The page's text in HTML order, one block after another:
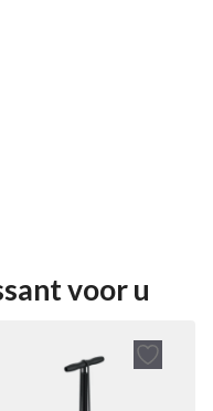
voor u